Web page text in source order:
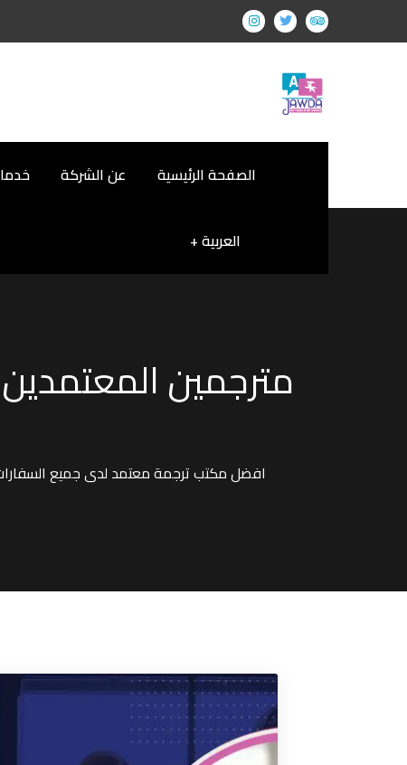
الصفحة الرئيسية عن الشركة
العربية
مترجمين المعتمدين
افضل مكتب ترجمة معتمد لدى جميع